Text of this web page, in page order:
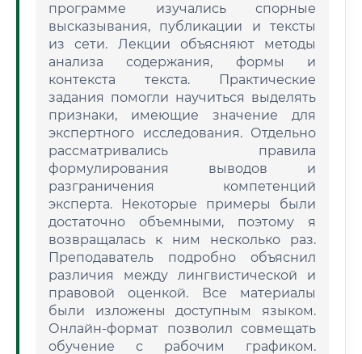
программе изучались спорные
высказывания, публикации и тексты
из сети. Лекции объясняют методы
анализа содержания, формы и
контекста текста. Практические
задания помогли научиться выделять
признаки, имеющие значение для
экспертного исследования. Отдельно
рассматривались правила
формулирования выводов и
разграничения компетенций
эксперта. Некоторые примеры были
достаточно объемными, поэтому я
возвращалась к ним несколько раз.
Преподаватель подробно объяснил
различия между лингвистической и
правовой оценкой. Все материалы
были изложены доступным языком.
Онлайн-формат позволил совмещать
обучение с рабочим графиком.